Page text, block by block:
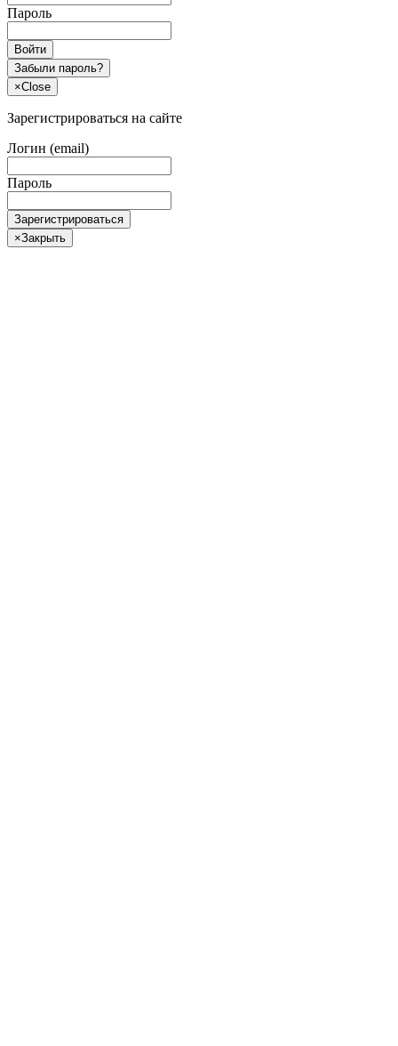
Пароль
Войти
Забыли пароль?
×Close
Зарегистрироваться на сайте
Логин (email)
Пароль
Зарегистрироваться
×Закрыть